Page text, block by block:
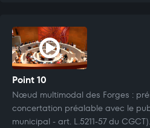
Point 10
Nœud multimodal des Forges :
concertation préalable avec le
municipal - art. L.5211-57 du CGCT).